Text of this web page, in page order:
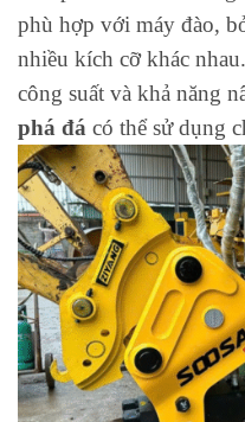
phù hợp với máy đào,
nhiều kích cỡ khác
công suất và khả năng
phá đá có thể sử dụng